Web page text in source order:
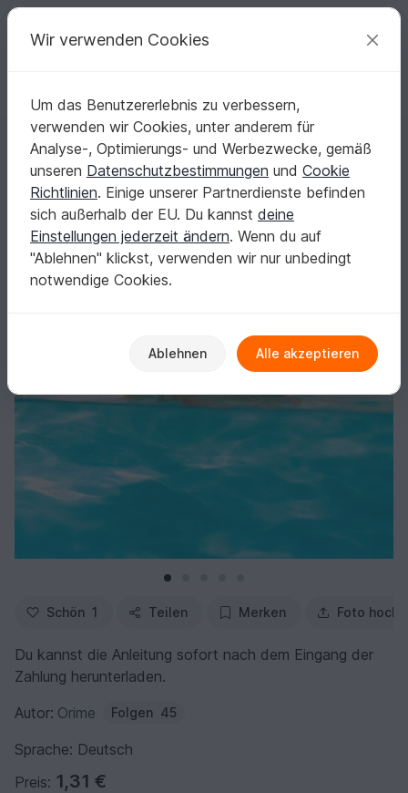
Deine kreativen Ideen
Deutsch | € (EUR) einloggen Kostenlos registrieren
Startseite Basteln Origami mit Geld Weitere Anlässe
Origami Geldschein Kreuzfahrtschiff (*)
Origami Geldschein Kreuzfahrtschiff (*)
Schön 1 Teilen Merken Foto
Du kannst die Anleitung sofort nach dem Eingang der
Zahlung herunterladen.
Autor: Orime Folgen 45
Sprache: Deutsch
Preis: 1,31 €
Wir verwenden Cookies
Um das Benutzererlebnis zu verbessern,
verwenden wir Cookies, unter anderem für
Analyse-, Optimierungs- und Werbezwecke, gemäß
unseren Datenschutzbestimmungen und Cookie
Richtlinien. Einige unserer Partnerdienste befinden
sich außerhalb der EU. Du kannst deine
Einstellungen jederzeit ändern. Wenn du auf
"Ablehnen" klickst, verwenden wir nur unbedingt
notwendige Cookies.
Ablehnen Alle akzeptieren